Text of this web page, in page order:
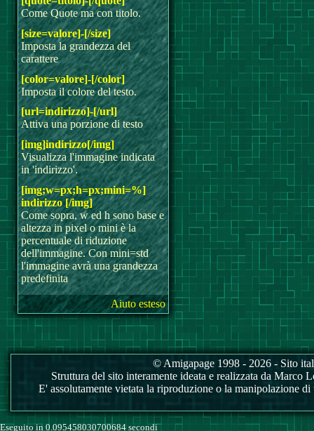
Come Quote ma con titolo.
[size=valore]-[/size]
Imposta la grandezza del
carattere
[color=valore]-[/color]
Imposta il colore del testo.
[url=indirizzo]-[/url]
Attiva una porzione di testo
[img]indirizzo[/img]
Visualizza l'immagine indicata
in 'indirizzo'.
[img;w=px;h=px;mini=%]
indirizzo [/img]
Come sopra, w ed h sono base e
altezza in pixel o mini è la
percentuale di riduzione
dell'immagine. Con mini=std
l'immagine avrà una grandezza
predefinita
Aiuto esteso
© Amigapage 1998 - 2026 - Sito
Struttura del sito interamente ideata e realizzata da
E' assolutamente vietata la riproduzione o la manipolazione
Eseguito in 0.095458030700684 secondi